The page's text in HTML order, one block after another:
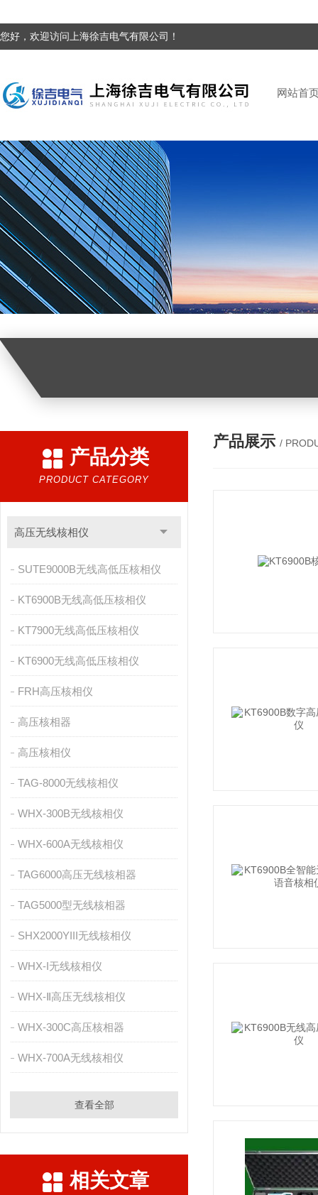
您好，欢迎访问上海徐吉电气有限公司！
网站首
产品分类
PRODUCT CATEGORY
高压无线核相仪
SUTE9000B无线高低压核相仪
KT6900B无线高低压核相仪
KT7900无线高低压核相仪
KT6900无线高低压核相仪
FRH高压核相仪
高压核相器
高压核相仪
TAG-8000无线核相仪
WHX-300B无线核相仪
WHX-600A无线核相仪
TAG6000高压无线核相器
TAG5000型无线核相器
SHX2000YIII无线核相仪
WHX-I无线核相仪
WHX-Ⅱ高压无线核相仪
WHX-300C高压核相器
WHX-700A无线核相仪
查看全部
相关文章
产品展示 /